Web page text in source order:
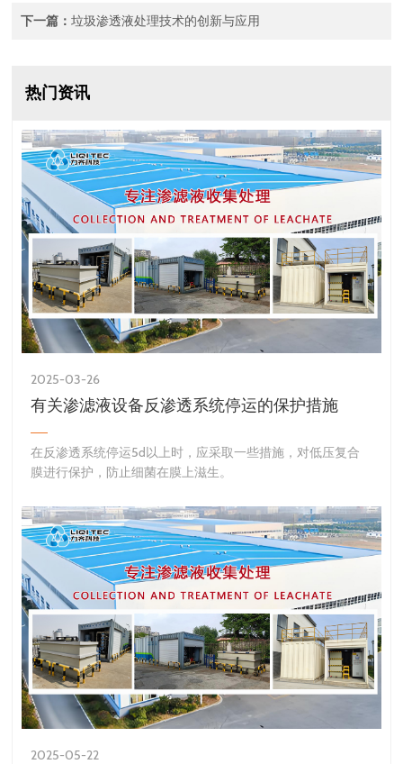
下一篇：垃圾渗透液处理技术的创新与应用
热门资讯
2025-03-26
有关渗滤液设备反渗透系统停运的保护措施
​在反渗透系统停运5d以上时，应采取一些措施，对低压复合
膜进行保护，防止细菌在膜上滋生。
2025-05-22